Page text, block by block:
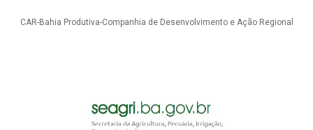
CAR-Bahia Produtiva-Companhia de Desenvolvimento e Ação Regional